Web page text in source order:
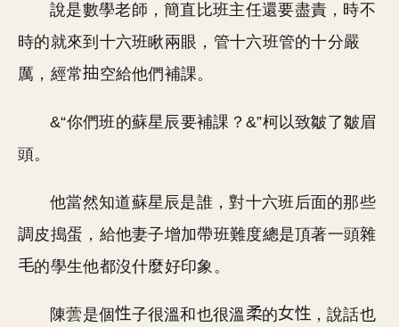
說是數學老師，簡直比班主任還要盡責，時不
時的就來到十六班瞅兩眼，管十六班管的十分嚴
厲，經常
空給他們補課。
&“你們班的蘇星辰要補課？&”柯以致皺了皺眉
頭。
他當然知道蘇星辰是誰，對十六班后面的那些
調皮搗蛋，給他妻子增加帶班難度總是頂著一頭雜
的學生他都沒什麼好印象。
陳蕓是個 子很溫和也很溫 的
，說話也